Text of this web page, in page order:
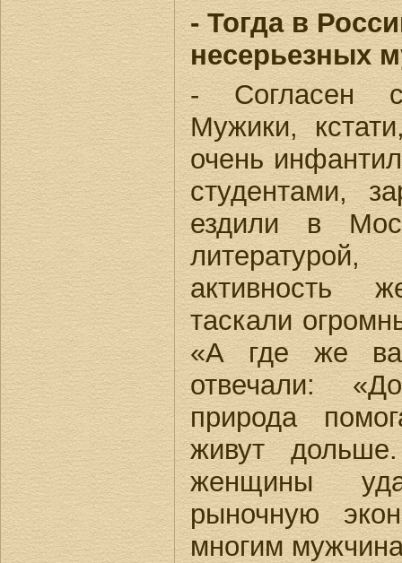
- Тогда в
несерьезных
- Согласен
Мужики,
очень
студентами,
ездили в
активность
таскали
«А где же
отвечали:
природа
живут
женщины
рыночную
многим